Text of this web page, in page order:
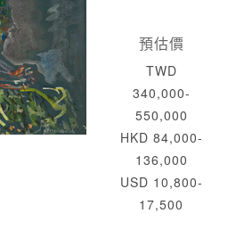
預估價
TWD
340,000-
550,000
HKD 84,000-
136,000
USD 10,800-
17,500